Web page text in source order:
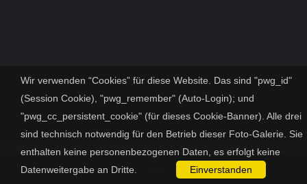
Wir verwenden “Cookies” für diese Website. Das sind "pwg_id"
(Session Cookie), "pwg_remember" (Auto-Login); und
"pwg_cc_persistent_cookie" (für dieses Cookie-Banner). Alle drei
sind technisch notwendig für den Betrieb dieser Foto-Galerie. Sie
enthalten keine personenbezogenen Daten, es erfolgt keine
Datenweitergabe an Dritte.
Einverstanden
Powered by